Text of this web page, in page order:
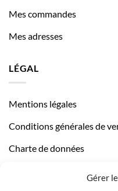
Gérer
Mes commandes
Mes adresses
LÉGAL
Mentions légales
Conditions générales de
Charte de données